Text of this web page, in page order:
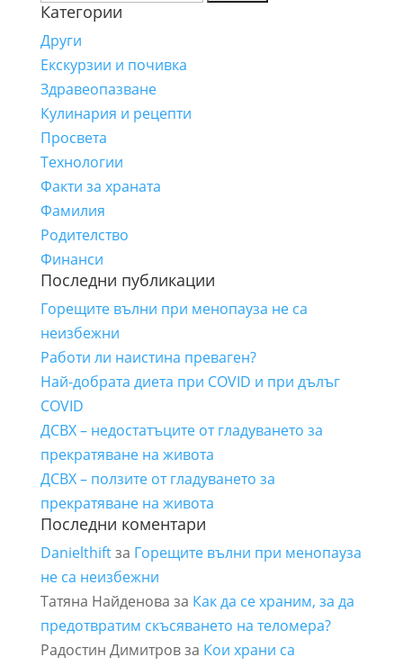
за:
Категории
Други
Екскурзии и почивка
Здравеопазване
Кулинария и рецепти
Просвета
Технологии
Факти за храната
Фамилия
Родителство
Финанси
Последни публикации
Горещите вълни при менопауза не са
неизбежни
Работи ли наистина преваген?
Най-добрата диета при COVID и при дълъг
COVID
ДСВХ – недостатъците от гладуването за
прекратяване на живота
ДСВХ – ползите от гладуването за
прекратяване на живота
Последни коментари
Danielthiftза Горещите вълни при менопауза
не са неизбежни
Татяна Найденова за Как да се храним, за да
предотвратим скъсяването на теломера?
Радостин Димитровза Кои храни са